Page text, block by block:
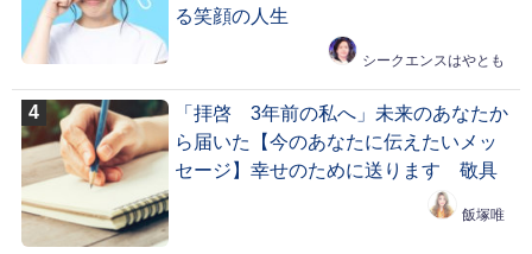
る笑顔の人生
シークエンスはやとも
「拝啓 3年前の私へ」未来のあなたか
ら届いた【今のあなたに伝えたいメッ
セージ】幸せのために送ります 敬具
飯塚唯